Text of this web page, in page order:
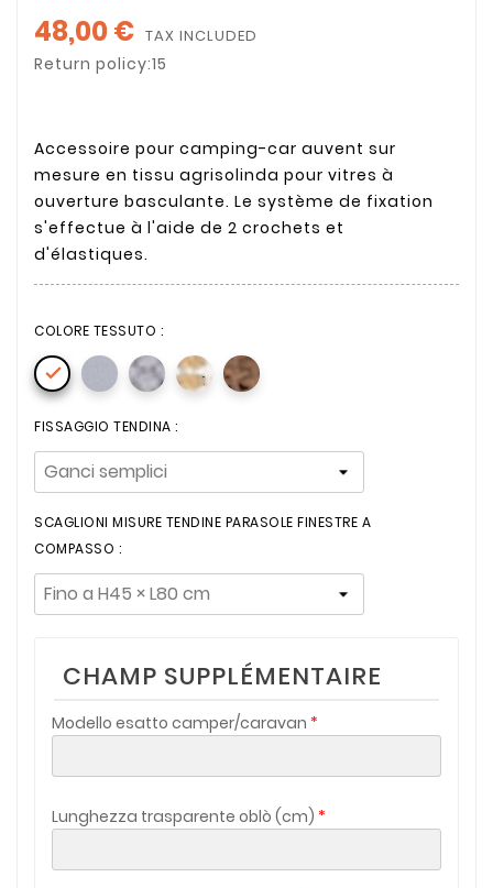
48,00 € TAX INCLUDED
Return policy:15
Accessoire pour camping-car auvent sur
mesure en tissu agrisolinda pour vitres à
ouverture basculante. Le système de fixation
s'effectue à l'aide de 2 crochets et
d'élastiques.
COLORE TESSUTO :

FISSAGGIO TENDINA :
SCAGLIONI MISURE TENDINE PARASOLE FINESTRE A
COMPASSO :
CHAMP SUPPLÉMENTAIRE
Modello esatto camper/caravan
Lunghezza trasparente oblò (cm)